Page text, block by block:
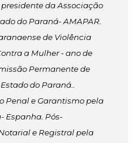
presidente da Associação
do Paraná- AMAPAR.
de Violência
a Mulher - ano de
Permanente de
do Paraná..
Penal e Garantismo pela
Espanha. Pós-
e Registral pela